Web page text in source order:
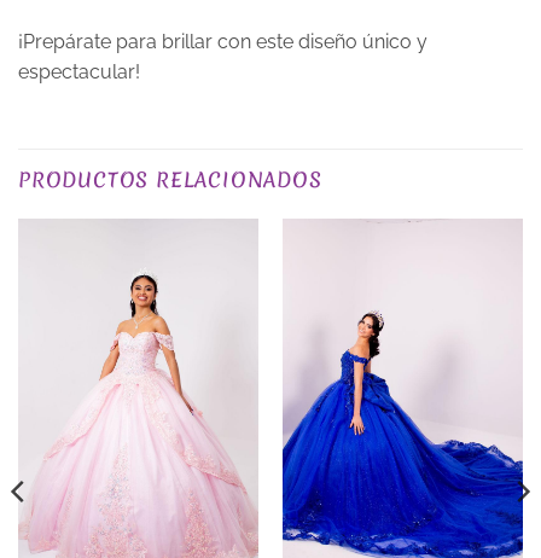
¡Prepárate para brillar con este diseño único y
espectacular!
No hay valoraciones aún.
Sé el primero en valorar “Vestido de 15 años
Diana Rojo en Alquiler”
Tu puntuación*
Tu valoración
PRODUCTOS RELACIONADOS